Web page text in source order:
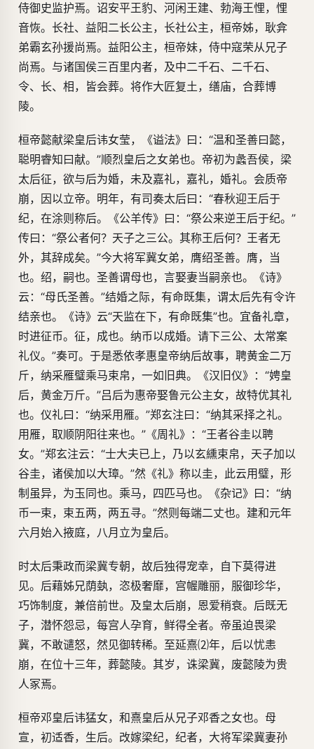
侍御史监护焉。诏安平王豹、河闲王建、勃海王悝，悝
音恢。长社、益阳二长公主，长社公主，桓帝姊，耿弇
弟霸玄孙援尚焉。益阳公主，桓帝妹，侍中寇荣从兄子
尚焉。与诸国侯三百里内者，及中二千石、二千石、
令、长、相，皆会葬。将作大匠复土，缮庙，合葬博
陵。
桓帝懿献梁皇后讳女莹，《谥法》曰：“温和圣善曰懿，
聪明睿知曰献。”顺烈皇后之女弟也。帝初为蠡吾侯，梁
太后征，欲与后为婚，未及嘉礼，嘉礼，婚礼。会质帝
崩，因以立帝。明年，有司奏太后曰：“春秋迎王后于
纪，在涂则称后。《公羊传》曰：“祭公来逆王后于纪。”
传曰：“祭公者何？天子之三公。其称王后何？王者无
外，其辞成矣。”今大将军冀女弟，膺绍圣善。膺，当
也。绍，嗣也。圣善谓母也，言娶妻当嗣亲也。《诗》
云：“母氏圣善。”结婚之际，有命既集，谓太后先有令许
结亲也。《诗》云“天监在下，有命既集”也。宜备礼章，
时进征币。征，成也。纳币以成婚。请下三公、太常案
礼仪。”奏可。于是悉依孝惠皇帝纳后故事，聘黄金二万
斤，纳采雁璧乘马束帛，一如旧典。《汉旧仪》：“娉皇
后，黄金万斤。”吕后为惠帝娶鲁元公主女，故特优其礼
也。仪礼曰：“纳采用雁。”郑玄注曰：“纳其采择之礼。
用雁，取顺阴阳往来也。”《周礼》：“王者谷圭以聘
女。”郑玄注云：“士大夫已上，乃以玄纁束帛，天子加以
谷圭，诸侯加以大璋。”然《礼》称以圭，此云用璧，形
制虽异，为玉同也。乘马，四匹马也。《杂记》曰：“纳
币一束，束五两，两五寻。”然则每端二丈也。建和元年
六月始入掖庭，八月立为皇后。
时太后秉政而梁冀专朝，故后独得宠幸，自下莫得进
见。后藉姊兄荫埶，恣极奢靡，宫幄雕丽，服御珍华，
巧饰制度，兼倍前世。及皇太后崩，恩爱稍衰。后既无
子，潜怀怨忌，每宫人孕育，鲜得全者。帝虽迫畏梁
冀，不敢谴怒，然见御转稀。至延熹⑵年，后以忧恚
崩，在位十三年，葬懿陵。其岁，诛梁冀，废懿陵为贵
人冢焉。
桓帝邓皇后讳猛女，和熹皇后从兄子邓香之女也。母
宣，初适香，生后。改嫁梁纪，纪者，大将军梁冀妻孙